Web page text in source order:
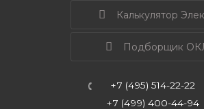
Калькулятор
Подборщик
+7 (495) 514-22-22
+7 (499) 400-44-94